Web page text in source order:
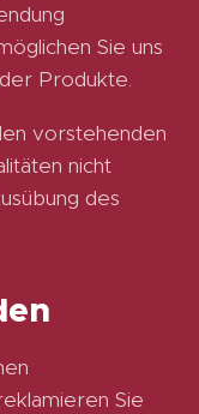
Sie uns
Produkte.
vorstehenden
nicht
des
Sie